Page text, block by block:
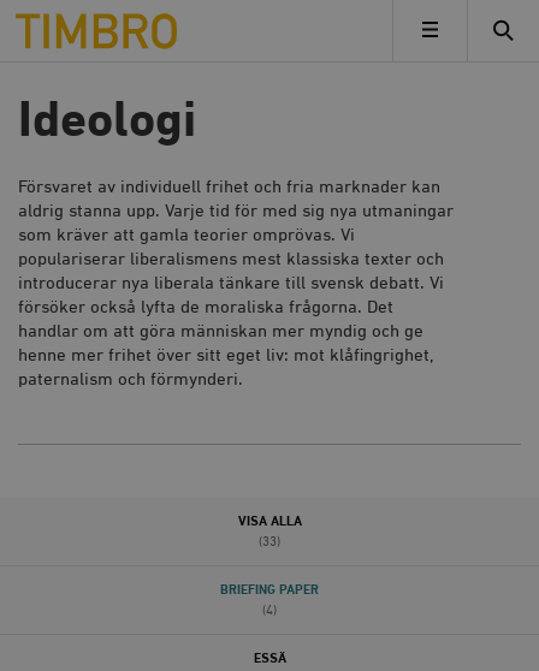
Timbro
MENY
Ideologi
Försvaret av individuell frihet och fria marknader kan
aldrig stanna upp. Varje tid för med sig nya utmaningar
som kräver att gamla teorier omprövas. Vi
populariserar liberalismens mest klassiska texter och
introducerar nya liberala tänkare till svensk debatt. Vi
försöker också lyfta de moraliska frågorna. Det
handlar om att göra människan mer myndig och ge
henne mer frihet över sitt eget liv: mot klåfingrighet,
paternalism och förmynderi.
VISA ALLA
(33)
BRIEFING PAPER
(4)
ESSÄ